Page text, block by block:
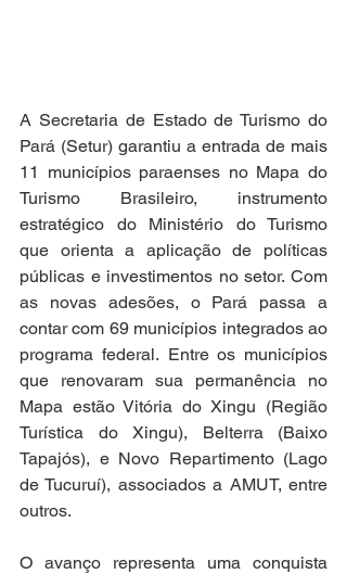
A Secretaria de Estado de Turismo do
Pará (Setur) garantiu a entrada de mais
11 municípios paraenses no Mapa do
Turismo Brasileiro, instrumento
estratégico do Ministério do Turismo
que orienta a aplicação de políticas
públicas e investimentos no setor. Com
as novas adesões, o Pará passa a
contar com 69 municípios integrados ao
programa federal. Entre os municípios
que renovaram sua permanência no
Mapa estão Vitória do Xingu (Região
Turística do Xingu), Belterra (Baixo
Tapajós), e Novo Repartimento (Lago
de Tucuruí), associados a AMUT, entre
outros.
O avanço representa uma conquista